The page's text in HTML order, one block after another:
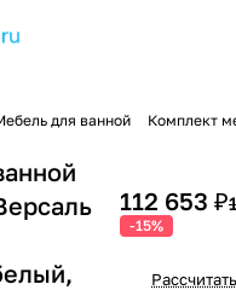
для ванной Комплект
112 653 ₽
-15%